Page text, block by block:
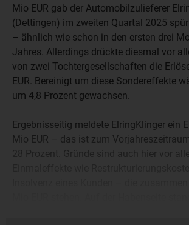
Mio EUR gab der Automobilzulieferer
(Dettingen) im zweiten Quartal 2025
– ähnlich wie schon in den ersten drei
Jahres. Allerdings drückte diesmal vor
von zwei Tochtergesellschaften die
EUR. Bereinigt um diese Sondereffekte
um 4,8 Prozent gewachsen.
Ergebnisseitig meldete ElringKlinger ein
Mio EUR – das ist zum
28 Prozent. Gründe sind auch hier vor